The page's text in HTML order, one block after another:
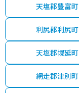
天塩郡豊富町
利尻郡利尻町
天塩郡幌延町
網走郡津別町